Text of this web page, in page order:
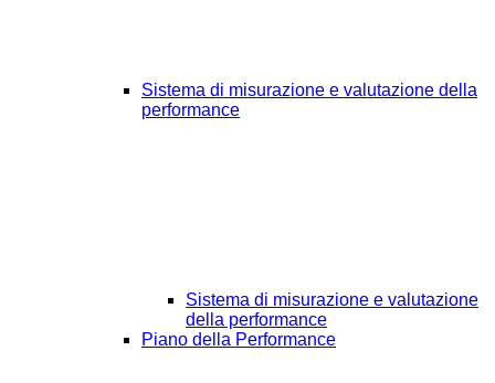
Sistema di misurazione e valutazione della
performance
Sistema di misurazione e valutazione
della performance
Piano della Performance